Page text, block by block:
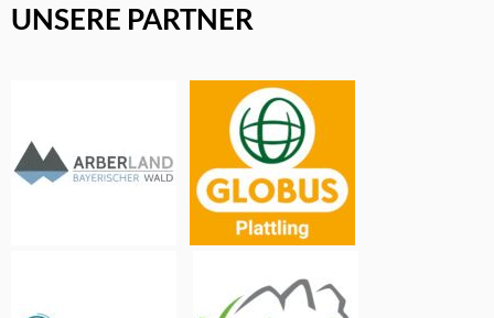
UNSERE PARTNER